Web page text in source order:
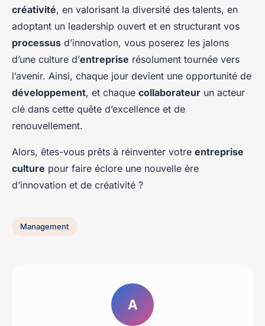
créativité, en valorisant la diversité des talents, en
adoptant un leadership ouvert et en structurant vos
processus d’innovation, vous poserez les jalons
d’une culture d’entreprise résolument tournée vers
l’avenir. Ainsi, chaque jour devient une opportunité de
développement, et chaque collaborateur un acteur
clé dans cette quête d’excellence et de
renouvellement.
Alors, êtes-vous prêts à réinventer votre entreprise
culture pour faire éclore une nouvelle ère
d’innovation et de créativité ?
Management
A